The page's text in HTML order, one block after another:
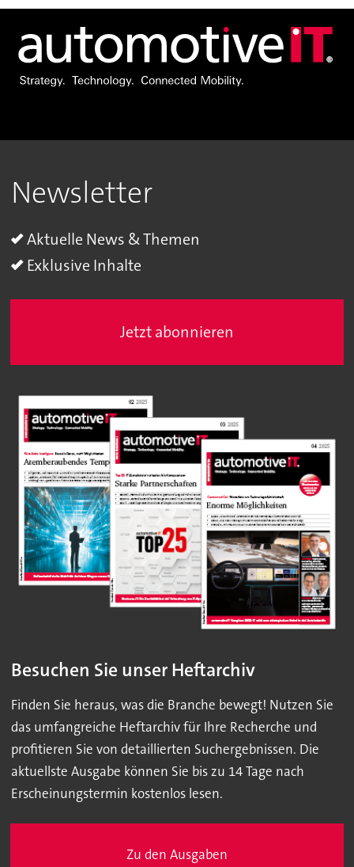
Newsletter
Aktuelle News & Themen
Exklusive Inhalte
Jetzt abonnieren
Besuchen Sie unser Heftarchiv
Finden Sie heraus, was die Branche bewegt! Nutzen Sie
das umfangreiche Heftarchiv für Ihre Recherche und
profitieren Sie von detaillierten Suchergebnissen. Die
aktuellste Ausgabe können Sie bis zu 14 Tage nach
Erscheinungstermin kostenlos lesen.
Zu den Ausgaben